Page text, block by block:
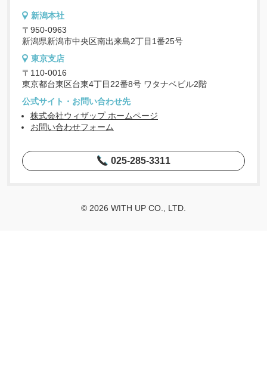
新潟本社
〒950-0963
新潟県新潟市中央区南出来島2丁目1番25号
東京支店
〒110-0016
東京都台東区台東4丁目22番8号 ワタナベビル2階
公式サイト・お問い合わせ先
株式会社ウィザップ ホームページ
お問い合わせフォーム
025-285-3311
© 2026 WITH UP CO., LTD.